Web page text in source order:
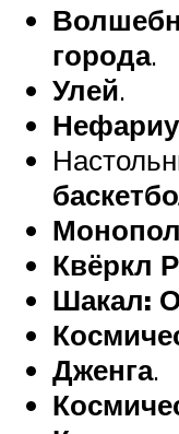
города.
Улей.
Квёркл
Шакал:
Дженга.